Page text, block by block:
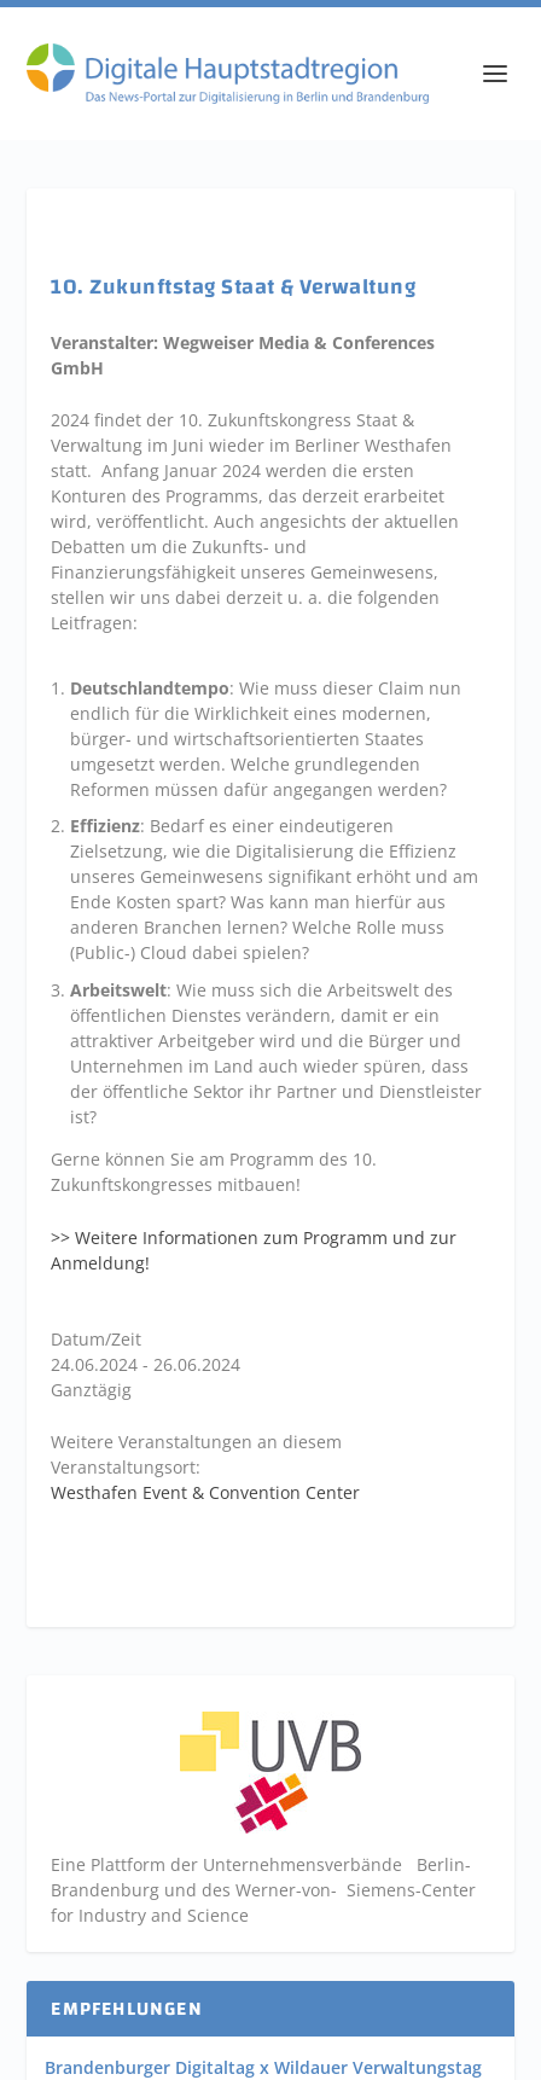
10. Zukunftstag Staat & Verwaltung
Veranstalter: Wegweiser Media & Conferences
GmbH
2024 findet der 10. Zukunftskongress Staat &
Verwaltung im Juni wieder im Berliner Westhafen
statt. Anfang Januar 2024 werden die ersten
Konturen des Programms, das derzeit erarbeitet
wird, veröffentlicht. Auch angesichts der aktuellen
Debatten um die Zukunfts- und
Finanzierungsfähigkeit unseres Gemeinwesens,
stellen wir uns dabei derzeit u. a. die folgenden
Leitfragen:
Deutschlandtempo: Wie muss dieser Claim nun
endlich für die Wirklichkeit eines modernen,
bürger- und wirtschaftsorientierten Staates
umgesetzt werden. Welche grundlegenden
Reformen müssen dafür angegangen werden?
Effizienz: Bedarf es einer eindeutigeren
Zielsetzung, wie die Digitalisierung die Effizienz
unseres Gemeinwesens signifikant erhöht und am
Ende Kosten spart? Was kann man hierfür aus
anderen Branchen lernen? Welche Rolle muss
(Public-) Cloud dabei spielen?
Arbeitswelt: Wie muss sich die Arbeitswelt des
öffentlichen Dienstes verändern, damit er ein
attraktiver Arbeitgeber wird und die Bürger und
Unternehmen im Land auch wieder spüren, dass
der öffentliche Sektor ihr Partner und Dienstleister
ist?
Gerne können Sie am Programm des 10.
Zukunftskongresses mitbauen!
>> Weitere Informationen zum Programm und zur
Anmeldung!
Datum/Zeit
24.06.2024 - 26.06.2024
Ganztägig
Weitere Veranstaltungen an diesem
Veranstaltungsort:
Westhafen Event & Convention Center
Eine Plattform der Unternehmensverbände Berlin-
Brandenburg und des Werner-von- Siemens-Center
for Industry and Science
EMPFEHLUNGEN
Brandenburger Digitaltag x Wildauer Verwaltungstag